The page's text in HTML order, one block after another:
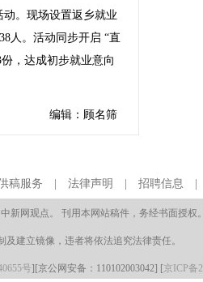
。现场设置返乡就业
人。活动同步开启 “直
，达成初步就业意向
编辑：顾名筛
稿服务 法律声明 招聘信息
新网观点。 刊用本网站稿件，务经书面授权。
建立镜像，违者将依法追究法律责任。
号][京公网安备：110102003042] [京ICP备